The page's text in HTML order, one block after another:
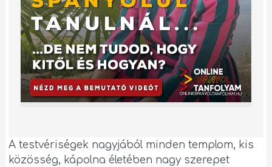
A testvériségek nagyjából minden templom, kis
közösség, kápolna életében nagy szerepet